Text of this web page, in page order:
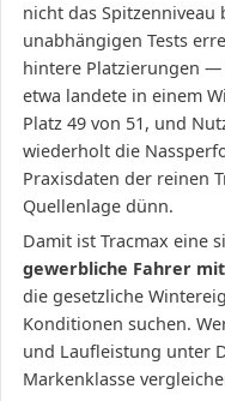
nicht das Spitzenniveau
unabhängigen Tests
hintere Platzierungen —
etwa landete in einem
Platz 49 von 51, und
wiederholt die
Praxisdaten der reinen
Quellenlage dünn.
Damit ist Tracmax eine
gewerbliche Fahrer
die gesetzliche
Konditionen suchen.
und Laufleistung unter
Markenklasse